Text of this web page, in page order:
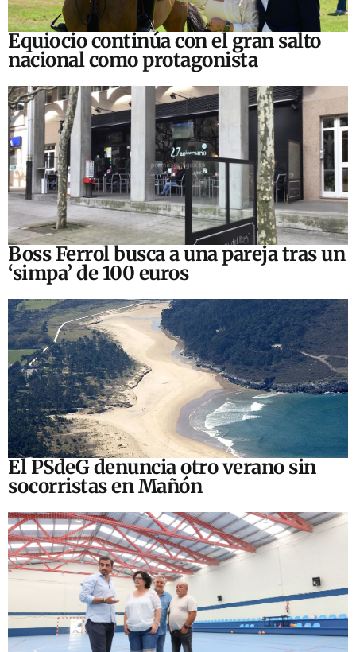
Equiocio continúa con el gran salto
nacional como protagonista
Boss Ferrol busca a una pareja tras un
‘simpa’ de 100 euros
El PSdeG denuncia otro verano sin
socorristas en Mañón